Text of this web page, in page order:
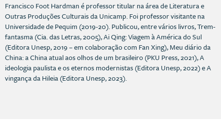
Francisco Foot Hardman é professor titular na área de Literatura e
Outras Produções Culturais da Unicamp. Foi professor visitante na
Universidade de Pequim (2019-20). Publicou, entre vários livros, Trem-
fantasma (Cia. das Letras, 2005), Ai Qing: Viagem à América do Sul
(Editora Unesp, 2019 – em colaboração com Fan Xing), Meu diário da
China: a China atual aos olhos de um brasileiro (PKU Press, 2021), A
ideologia paulista e os eternos modernistas (Editora Unesp, 2022) e A
vingança da Hileia (Editora Unesp, 2023).